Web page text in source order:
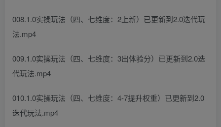
008.1.0实操玩法（四、七维度：2上新）已更新到2.0迭代玩
法.mp4
009.1.0实操玩法（四、七维度：3出体验分）已更新到2.0迭
代玩法.mp4
010.1.0实操玩法（四、七维度：4-7提升权重）已更新到2.0
迭代玩法.mp4